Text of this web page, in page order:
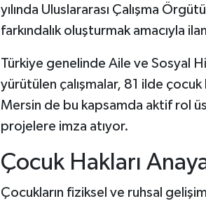
yılında Uluslararası Çalışma
farkındalık oluşturmak amacıyla
Türkiye genelinde Aile ve Sosyal
yürütülen çalışmalar, 81 ilde çocuk
Mersin de bu kapsamda aktif rol
projelere imza atıyor.
Çocuk Hakları
Çocukların fiziksel ve ruhsal